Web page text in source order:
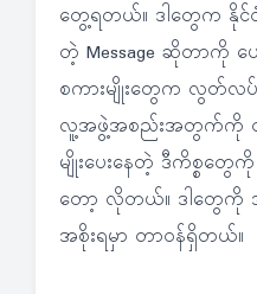
တွေ့ရတယ်။ ဒါတွေက နိုင်
တဲ့ Message ဆိုတာကို
စကားမျိုးတွေက လွတ်လ
လူ့အဖွဲ့အစည်းအတွက်ကို တ
မျိုးပေးနေတဲ့ ဒီကိစ္စတွ
တော့ လိုတယ်။ ဒါတွေကို
အစိုးရမှာ တာဝန်ရှိတယ်။